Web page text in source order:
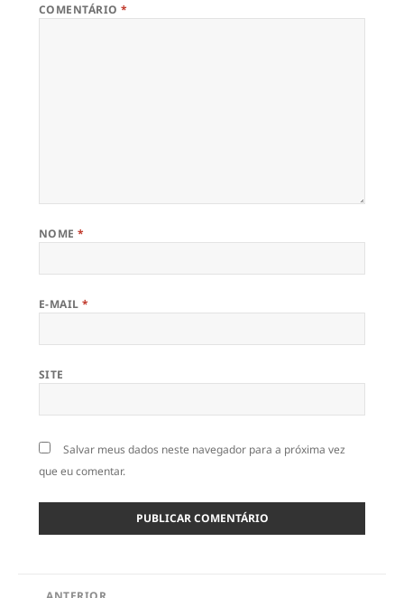
COMENTÁRIO*
NOME*
E-MAIL*
SITE
Salvar meus dados neste navegador para a próxima vez
que eu comentar.